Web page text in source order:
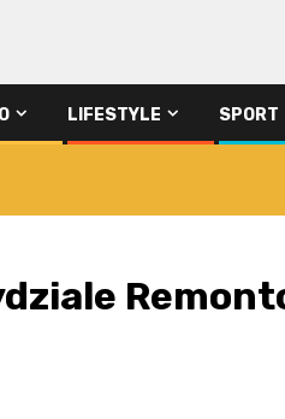
LIFESTYLE SPORT